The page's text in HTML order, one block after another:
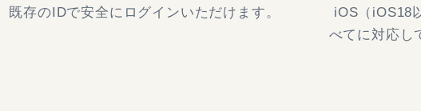
既存のIDで安全にログインいただけます。
iOS（iOS18
べてに対応し